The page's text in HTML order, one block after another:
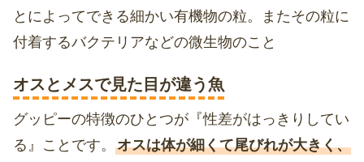
とによってできる細かい有機物の粒。またその粒に
付着するバクテリアなどの微生物のこと
オスとメスで見た目が違う魚
グッピーの特徴のひとつが『性差がはっきりしてい
る』ことです。 オスは体が細くて尾びれが大きく、